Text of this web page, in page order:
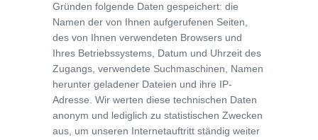
Gründen folgende Daten gespeichert: die
Namen der von Ihnen aufgerufenen Seiten,
des von Ihnen verwendeten Browsers und
Ihres Betriebssystems, Datum und Uhrzeit des
Zugangs, verwendete Suchmaschinen, Namen
herunter geladener Dateien und ihre IP-
Adresse. Wir werten diese technischen Daten
anonym und lediglich zu statistischen Zwecken
aus, um unseren Internetauftritt ständig weiter